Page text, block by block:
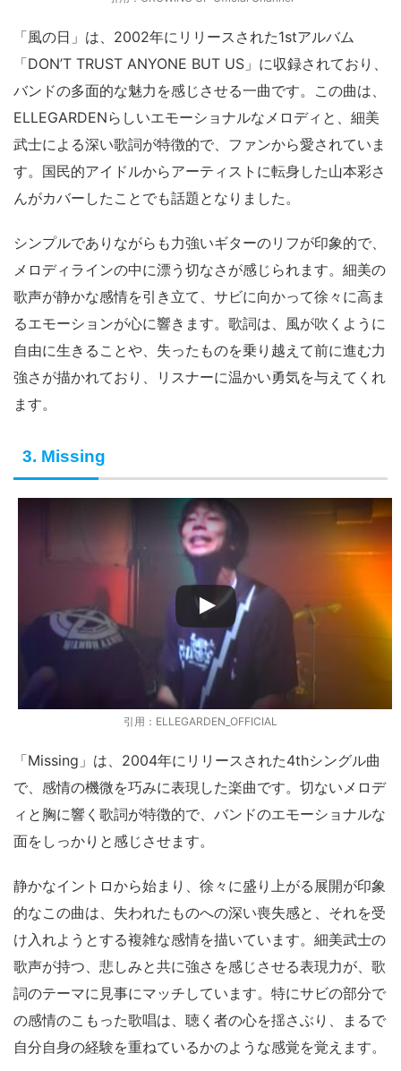
「風の日」は、2002年にリリースされた1stアルバム
「DON’T TRUST ANYONE BUT US」に収録されており、
バンドの多面的な魅力を感じさせる一曲です。この曲は、
ELLEGARDENらしいエモーショナルなメロディと、細美
武士による深い歌詞が特徴的で、ファンから愛されていま
す。国民的アイドルからアーティストに転身した山本彩さ
んがカバーしたことでも話題となりました。
シンプルでありながらも力強いギターのリフが印象的で、
メロディラインの中に漂う切なさが感じられます。細美の
歌声が静かな感情を引き立て、サビに向かって徐々に高ま
るエモーションが心に響きます。歌詞は、風が吹くように
自由に生きることや、失ったものを乗り越えて前に進む力
強さが描かれており、リスナーに温かい勇気を与えてくれ
ます。
3. Missing
引用：ELLEGARDEN_OFFICIAL
「Missing」は、2004年にリリースされた4thシングル曲
で、感情の機微を巧みに表現した楽曲です。切ないメロデ
ィと胸に響く歌詞が特徴的で、バンドのエモーショナルな
面をしっかりと感じさせます。
静かなイントロから始まり、徐々に盛り上がる展開が印象
的なこの曲は、失われたものへの深い喪失感と、それを受
け入れようとする複雑な感情を描いています。細美武士の
歌声が持つ、悲しみと共に強さを感じさせる表現力が、歌
詞のテーマに見事にマッチしています。特にサビの部分で
の感情のこもった歌唱は、聴く者の心を揺さぶり、まるで
自分自身の経験を重ねているかのような感覚を覚えます。